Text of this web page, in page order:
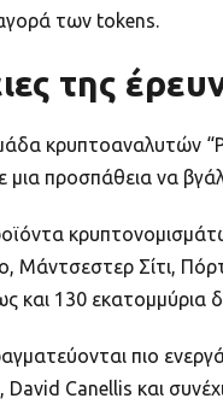
των tokens.
της
κρυπτοαναλυτών
μια προσπάθεια να
Μάντσεστερ Σίτι,
και 130 εκατομμύρια
πιο
Canellis και